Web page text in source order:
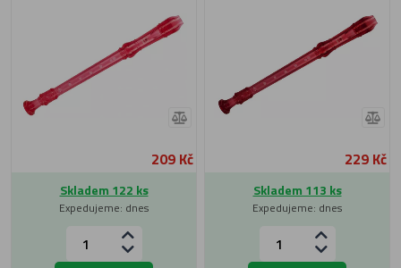
209 Kč
Skladem 122 ks
Expedujeme: dnes
229 Kč
Skladem 113 ks
Expedujeme: dnes